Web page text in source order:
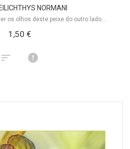
NORMANI
os olhos deste peixe do outro lado...
1,50 €